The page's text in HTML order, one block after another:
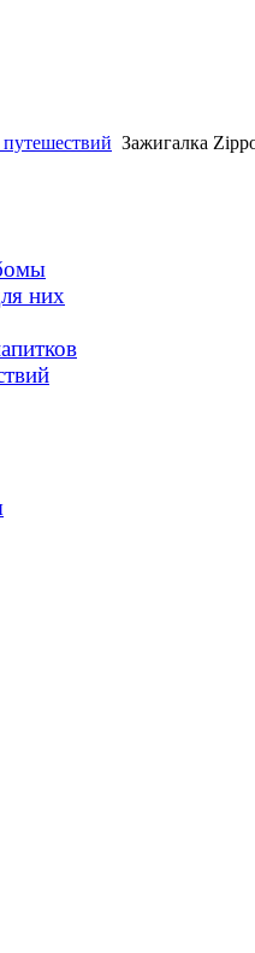
Зажигалка
них